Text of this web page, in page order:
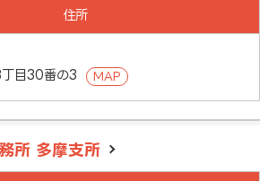
住所
目30番の3
MAP
所 多摩支所